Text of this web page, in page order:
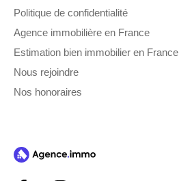
Politique de confidentialité
Agence immobilière en France
Estimation bien immobilier en France
Nous rejoindre
Nos honoraires